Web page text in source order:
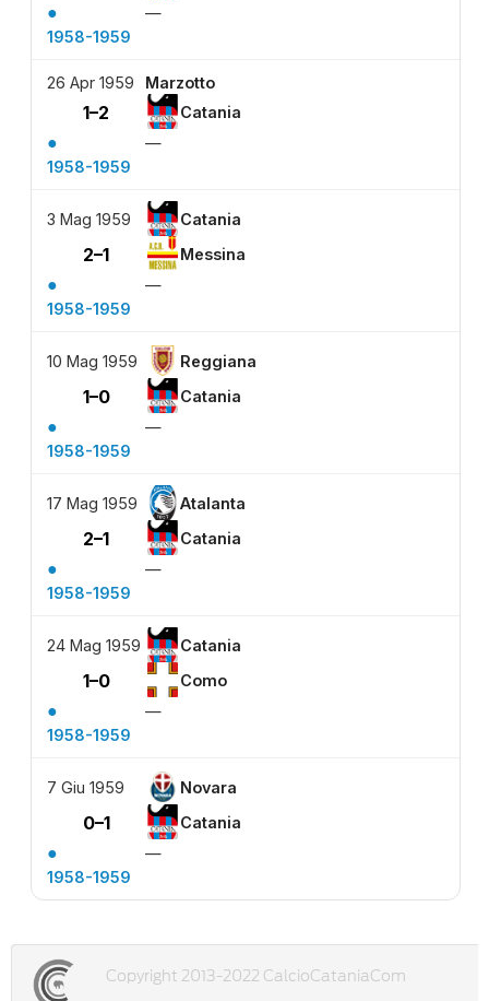
●
—
1958-1959
26 Apr 1959 Marzotto
1–2 Catania
●
—
1958-1959
3 Mag 1959 Catania
2–1 Messina
●
—
1958-1959
10 Mag 1959 Reggiana
1–0 Catania
●
—
1958-1959
17 Mag 1959 Atalanta
2–1 Catania
●
—
1958-1959
24 Mag 1959 Catania
1–0 Como
●
—
1958-1959
7 Giu 1959 Novara
0–1 Catania
●
—
1958-1959
Copyright 2013-2022 CalcioCataniaCom